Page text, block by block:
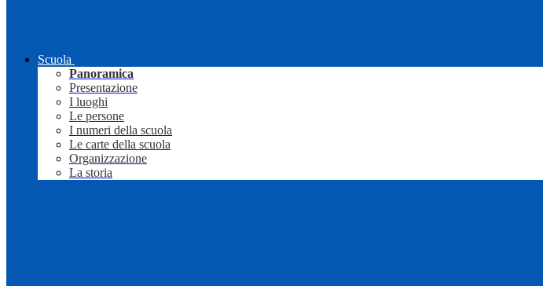
Scuola
Panoramica
Presentazione
I luoghi
Le persone
I numeri della scuola
Le carte della scuola
Organizzazione
La storia